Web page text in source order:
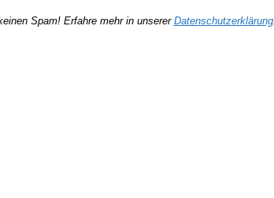
Spam! Erfahre mehr in unserer Datenschutzerklärung.